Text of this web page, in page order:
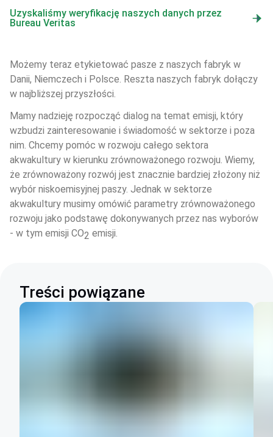
Uzyskaliśmy weryfikację naszych danych przez
Bureau Veritas
Możemy teraz etykietować pasze z naszych fabryk w
Danii, Niemczech i Polsce. Reszta naszych fabryk dołączy
w najbliższej przyszłości.
Mamy nadzieję rozpocząć dialog na temat emisji, który
wzbudzi zainteresowanie i świadomość w sektorze i poza
nim. Chcemy pomóc w rozwoju całego sektora
akwakultury w kierunku zrównoważonego rozwoju. Wiemy,
że zrównoważony rozwój jest znacznie bardziej złożony niż
wybór niskoemisyjnej paszy. Jednak w sektorze
akwakultury musimy omówić parametry zrównoważonego
rozwoju jako podstawę dokonywanych przez nas wyborów
- w tym emisji CO2 emisji.
Treści powiązane